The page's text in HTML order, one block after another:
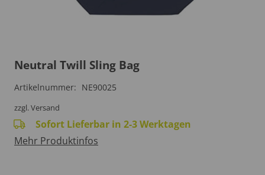
Neutral Twill Sling Bag
Artikelnummer: NE90025
zzgl. Versand
Sofort Lieferbar in 2-3 Werktagen
Mehr Produktinfos